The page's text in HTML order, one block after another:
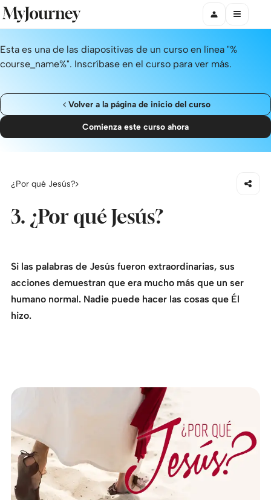
Esta es una de las diapositivas de un curso en línea "%
course_name%". Inscríbase en el curso para ver más.
Volver a la página de inicio del curso
Comienza este curso ahora
¿Por qué Jesús?
3. ¿Por qué Jesús?
Si las palabras de Jesús fueron extraordinarias, sus
acciones demuestran que era mucho más que un ser
humano normal. Nadie puede hacer las cosas que Él
hizo.